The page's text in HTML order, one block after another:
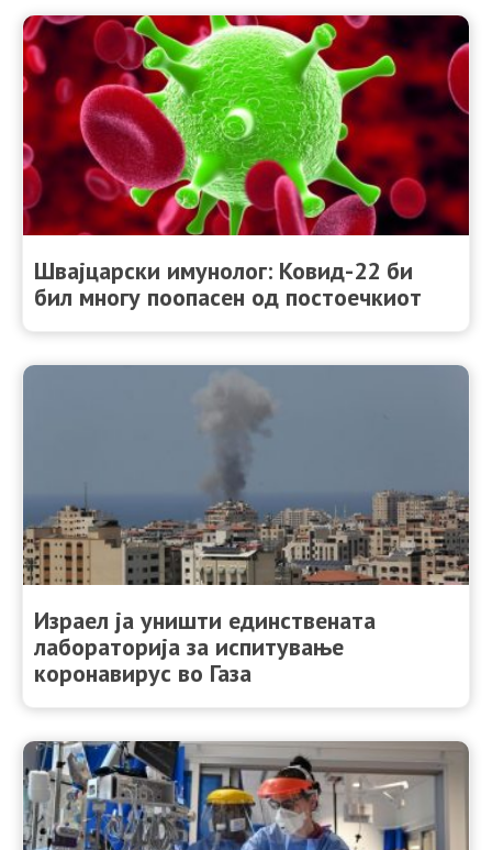
Швајцарски имунолог: Ковид-22 би
бил многу поопасен од постоечкиот
Израел ја уништи единствената
лабораторија за испитување
коронавирус во Газа